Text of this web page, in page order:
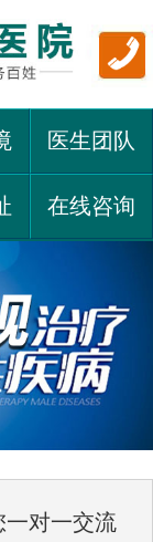
医生团队
在线咨询
一对一交流